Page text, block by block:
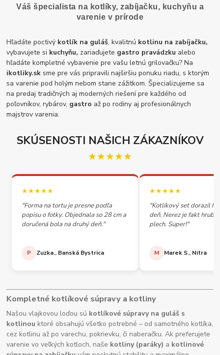
Váš špecialista na kotlíky, zabíjačku, kuchyňu a
varenie v prírode
Hľadáte poctivý kotlík na guláš, kvalitnú kotlinu na zabíjačku,
vybavujete si kuchyňu, zariaďujete gastro pravádzku alebo
hľadáte kompletné vybavenie pre vašu letnú grilovačku? Na
ikotliky.sk sme pre vás pripravili najširšiu ponuku riadu, s ktorým
sa varenie pod holým nebom stane zážitkom. Špecializujeme sa
na predaj tradičných aj moderných riešení pre každého od
poľovníkov, rybárov, gastro až po rodiny aj profesionálnych
majstrov varenia.
SKÚSENOSTI NAŠICH ZÁKAZNÍKOV
★★★★★
★★★★★
"Forma na tortu je presne podľa
popisu o fotky. Objednala so 28 cm a
doručená bola na druhý deň."
P Zuzka., Banská Bystrica
★★★★★
"Kotlíkový set dorazil
deň. Nerez je fakt
plech. Super!"
M Marek S., Nitra
Kompletné kotlíkové súpravy a kotliny
Našou vlajkovou loďou sú kotlíkové súpravy na guláš s
kotlinou ktoré obsahujú všetko potrebné – od samotného kotlíka,
cez kotlinu až po varechu, pokrievku, či naberačku. Ak preferujete
varenie vo veľkých kotloch, naše kotliny (paráky) a kotlinové